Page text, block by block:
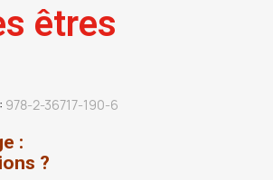
êtres
978-2-36717-190-6
:
?